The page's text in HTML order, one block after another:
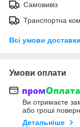
Самовивіз
Транспортна
Всі умови доставки
Умови оплати
Ви отримаєте
або гроші
Детальніше